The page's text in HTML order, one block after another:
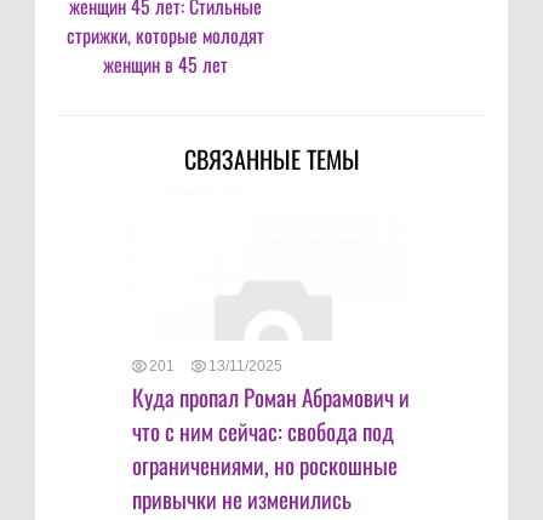
стрижки, которые молодят
женщин в 45 лет
СВЯЗАННЫЕ ТЕМЫ
201 13/11/2025
Куда пропал Роман Абрамович и
что с ним сейчас: свобода под
ограничениями, но роскошные
привычки не изменились